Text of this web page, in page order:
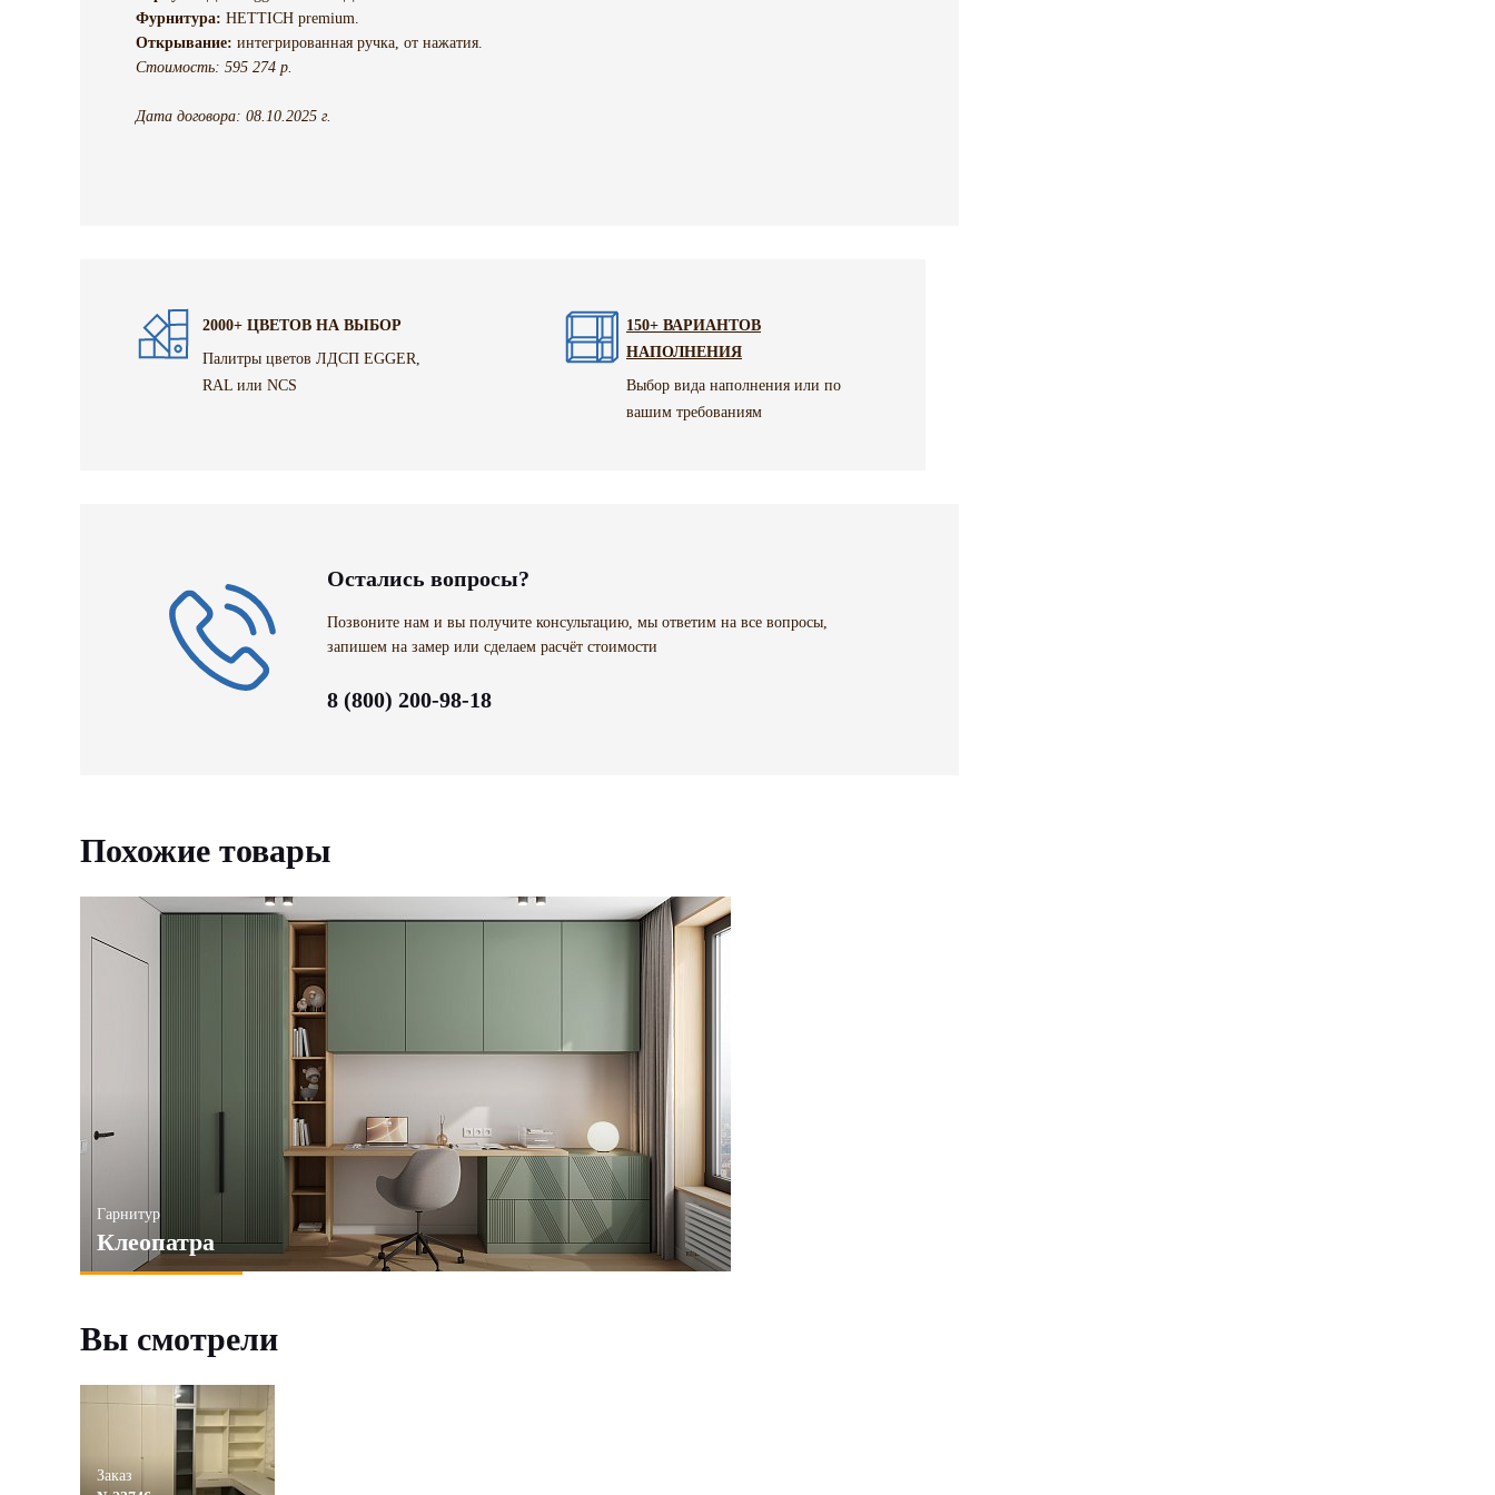
Фурнитура: HETTICH premium.
Открывание: интегрированная ручка, от нажатия.
Стоимость: 595 274 р.
Дата договора: 08.10.2025 г.
2000+ ЦВЕТОВ НА ВЫБОР
Палитры цветов ЛДСП EGGER,
RAL или NCS
150+ ВАРИАНТОВ
НАПОЛНЕНИЯ
Выбор вида наполнения или по
вашим требованиям
Остались вопросы?
Позвоните нам и вы получите консультацию, мы ответим на все вопросы,
запишем на замер или сделаем расчёт стоимости
8 (800) 200-98-18
Похожие товары
Гарнитур
Клеопатра
Вы смотрели
Заказ